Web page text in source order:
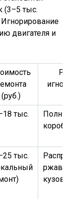
(3–5 тыс.
двигателя и
(руб.)
тыс.
тыс.
кузов